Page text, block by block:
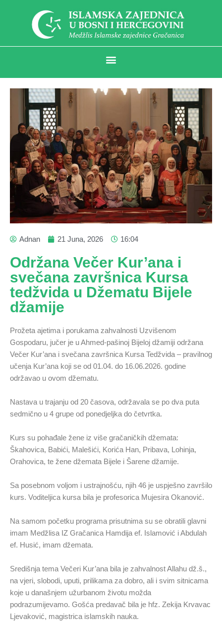
Adnan 21 Juna, 2026 16:04
Održana Večer Kur’ana i
svečana završnica Kursa
tedžvida u Džematu Bijele
džamije
Prožeta ajetima i porukama zahvalnosti Uzvišenom
Gospodaru, jučer je u Ahmed-pašinoj Bijeloj džamiji održana
Večer Kur’ana i svečana završnica Kursa Tedžvida – pravilnog
učenja Kur’ana koji se od 01.04. do 16.06.2026. godine
održavao u ovom džematu.
Nastava u trajanju od 20 časova, održavala se po dva puta
sedmično u 4 grupe od ponedjeljka do četvrtka.
Kurs su pohađale žene iz više gračaničkih džemata:
Škahovica, Babići, Malešići, Korića Han, Pribava, Lohinja,
Orahovica, te žene džemata Bijele i Šarene džamije.
Sa posebnom voljom i ustrajnošću, njih 46 je uspješno završilo
kurs. Voditeljica kursa bila je profesorica Mujesira Okanović.
Na samom početku programa prisutnima su se obratili glavni
imam Medžlisa IZ Gračanica Hamdija ef. Islamović i Abdulah
ef. Husić, imam džemata.
Središnja tema Večeri Kur’ana bila je zahvalnost Allahu dž.š.,
na vjeri, slobodi, uputi, prilikama za dobro, ali i svim sitnicama
koje u današnjem užurbanom životu možda
podrazumijevamo. Gošća predavač bila je hfz. Zekija Krvavac
Ljevaković, magistrica islamskih nauka.